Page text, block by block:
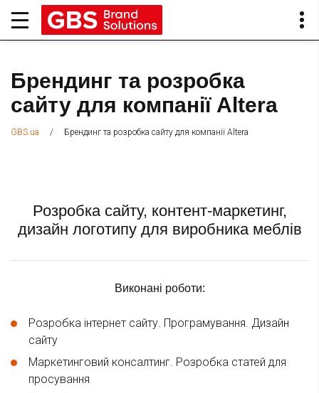
Брендинг та розробка
сайту для компанії Altera
GBS.ua / Брендинг та розробка сайту для компанії Altera
Розробка сайту, контент-маркетинг,
дизайн логотипу для виробника меблів
Виконані роботи:
Розробка інтернет сайту. Програмування. Дизайн
сайту
Маркетинговий консалтинг. Розробка статей для
просування